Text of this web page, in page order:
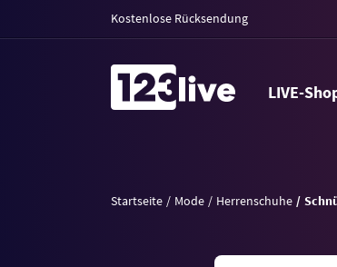
Kostenlose Rücksendung
LIVE-
Startseite Mode Herrenschuhe